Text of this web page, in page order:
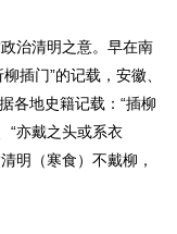
治清明之意。早在南
插门”的记载，安徽、
各地史籍记载：“插柳
“亦戴之头或系衣
明（寒食）不戴柳，